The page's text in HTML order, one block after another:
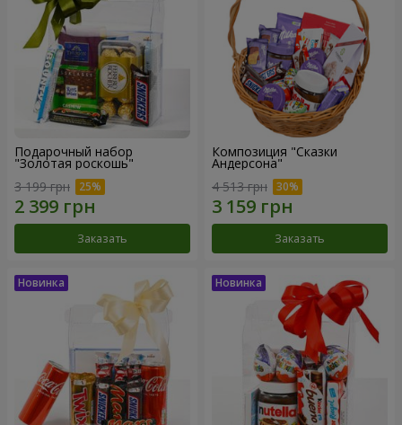
Подарочный набор
"Золотая роскошь"
3 199 грн
Заказать
Композиция "Сказки
Андерсона"
4 513 грн
Заказать